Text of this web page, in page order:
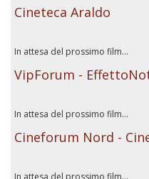
Cineteca Araldo
In attesa del prossimo film...
VipForum -
In attesa del prossimo film...
Cineforum Nord -